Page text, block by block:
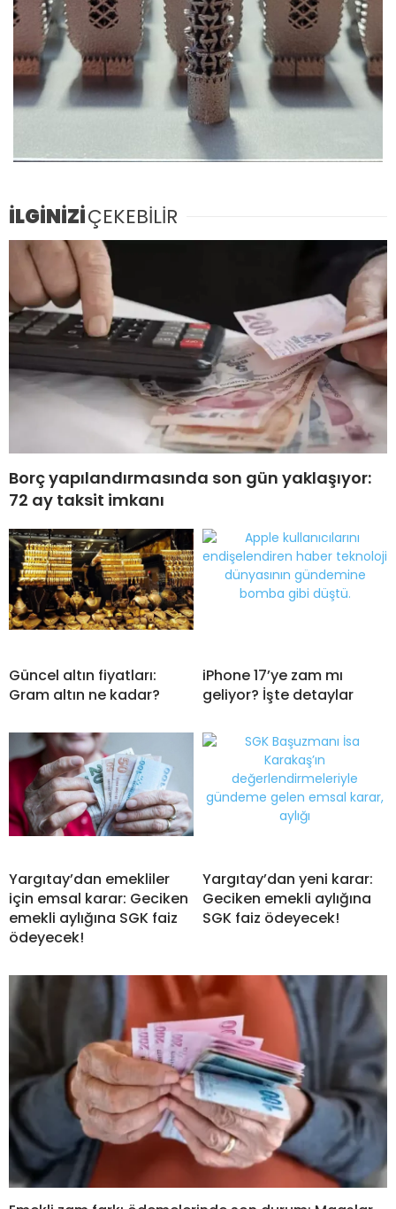
İLGİNİZİÇEKEBİLİR
Borç yapılandırmasında son gün yaklaşıyor:
72 ay taksit imkanı
Güncel altın fiyatları:
Gram altın ne kadar?
iPhone 17’ye zam mı
geliyor? İşte detaylar
Yargıtay’dan emekliler
için emsal karar: Geciken
emekli aylığına SGK faiz
ödeyecek!
Yargıtay’dan yeni karar:
Geciken emekli aylığına
SGK faiz ödeyecek!